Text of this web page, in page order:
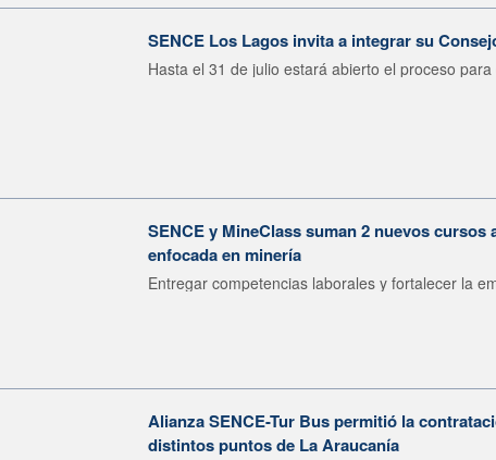
SENCE Los Lagos invita a integrar su
Hasta el 31 de julio estará abierto el proceso para
SENCE y MineClass suman 2 nuevos
enfocada en minería
Entregar competencias laborales y fortalecer la
Alianza SENCE-Tur Bus permitió la
distintos puntos de La Araucanía